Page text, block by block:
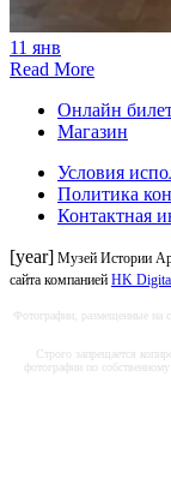
11 янв
Read More
Онлайн
Магазин
Условия
Политика
Контактная
[year] Музей Истории
сайта компанией HK
Фотографии, размещенные на
Строго запрещается
фотографии по